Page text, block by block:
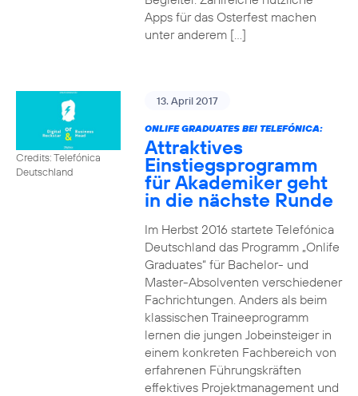
Apps für das Osterfest machen
unter anderem […]
Credits: Telefónica
Deutschland
13. April 2017
ONLIFE GRADUATES BEI TELEFÓNICA:
Attraktives
Einstiegsprogramm
für Akademiker geht
in die nächste Runde
Im Herbst 2016 startete Telefónica
Deutschland das Programm „Onlife
Graduates“ für Bachelor- und
Master-Absolventen verschiedener
Fachrichtungen. Anders als beim
klassischen Traineeprogramm
lernen die jungen Jobeinsteiger in
einem konkreten Fachbereich von
erfahrenen Führungskräften
effektives Projektmanagement und